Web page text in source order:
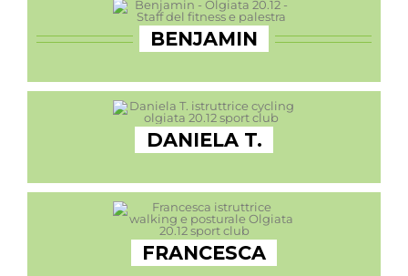
BENJAMIN
DANIELA T.
FRANCESCA